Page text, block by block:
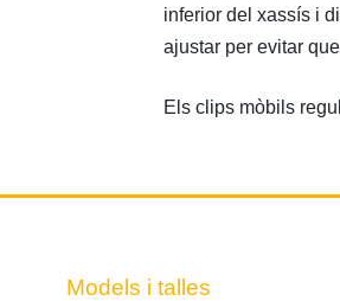
inferior del xassís i
ajustar per evitar
Els clips mòbils
Models i talles